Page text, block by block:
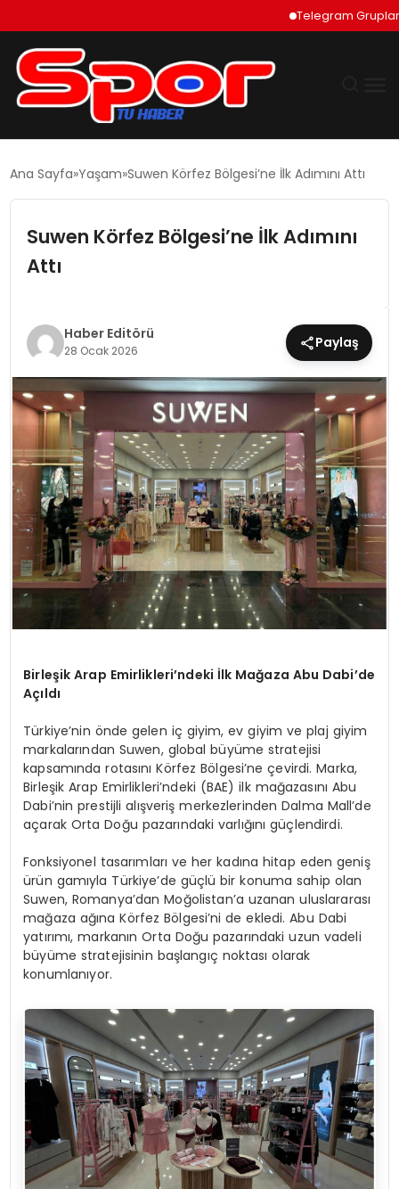
Telegram Grupları
EKONOMI
TEKNOLOJI
EĞITIM
MAGAZIN
SPOR
YAŞAM
Ana Sayfa Yaşam Suwen Körfez Bölgesi’ne İlk Adımını Attı
Suwen Körfez Bölgesi’ne İlk Adımını
Attı
Haber Editörü
28 Ocak 2026 Paylaş
Birleşik Arap Emirlikleri’ndeki İlk Mağaza Abu Dabi’de
Açıldı
Türkiye’nin önde gelen iç giyim, ev giyim ve plaj giyim
markalarından Suwen, global büyüme stratejisi
kapsamında rotasını Körfez Bölgesi’ne çevirdi. Marka,
Birleşik Arap Emirlikleri’ndeki (BAE) ilk mağazasını Abu
Dabi’nin prestijli alışveriş merkezlerinden Dalma Mall’de
açarak Orta Doğu pazarındaki varlığını güçlendirdi.
Fonksiyonel tasarımları ve her kadına hitap eden geniş
ürün gamıyla Türkiye’de güçlü bir konuma sahip olan
Suwen, Romanya’dan Moğolistan’a uzanan uluslararası
mağaza ağına Körfez Bölgesi’ni de ekledi. Abu Dabi
yatırımı, markanın Orta Doğu pazarındaki uzun vadeli
büyüme stratejisinin başlangıç noktası olarak
konumlanıyor.